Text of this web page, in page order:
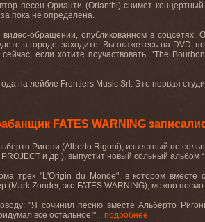
песен Орианти (Orianthi) снимет концертный
пока не определена.
видео-обращении, опубликованном в соцсетях.
в городе, заходите. Вы окажетесь на DVD,
если хотите поучаствовать. ‘The
на лейбле Frontiers Music Srl . Это первая
FATES WARNING
Ригони (Alberto Rigoni), известный по
и др.), выпустит новый сольный альбом
трек "L'Origin du Monde", в котором вместе с
(Mark Zonder, экс-FATES WARNING), можно
"Я сочинил песню вместе Альберто
все остальное!"... подробнее